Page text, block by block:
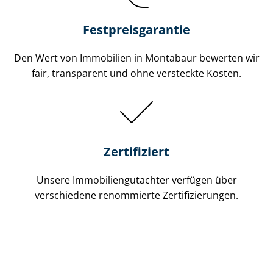
Festpreis​garantie
Den Wert von Immobilien in Montabaur bewerten wir
fair, transparent und ohne versteckte Kosten.
Zertifiziert
Unsere Immobilien­gutachter verfügen über
verschiedene renommierte Zer­ti­fi­zie­run­gen.